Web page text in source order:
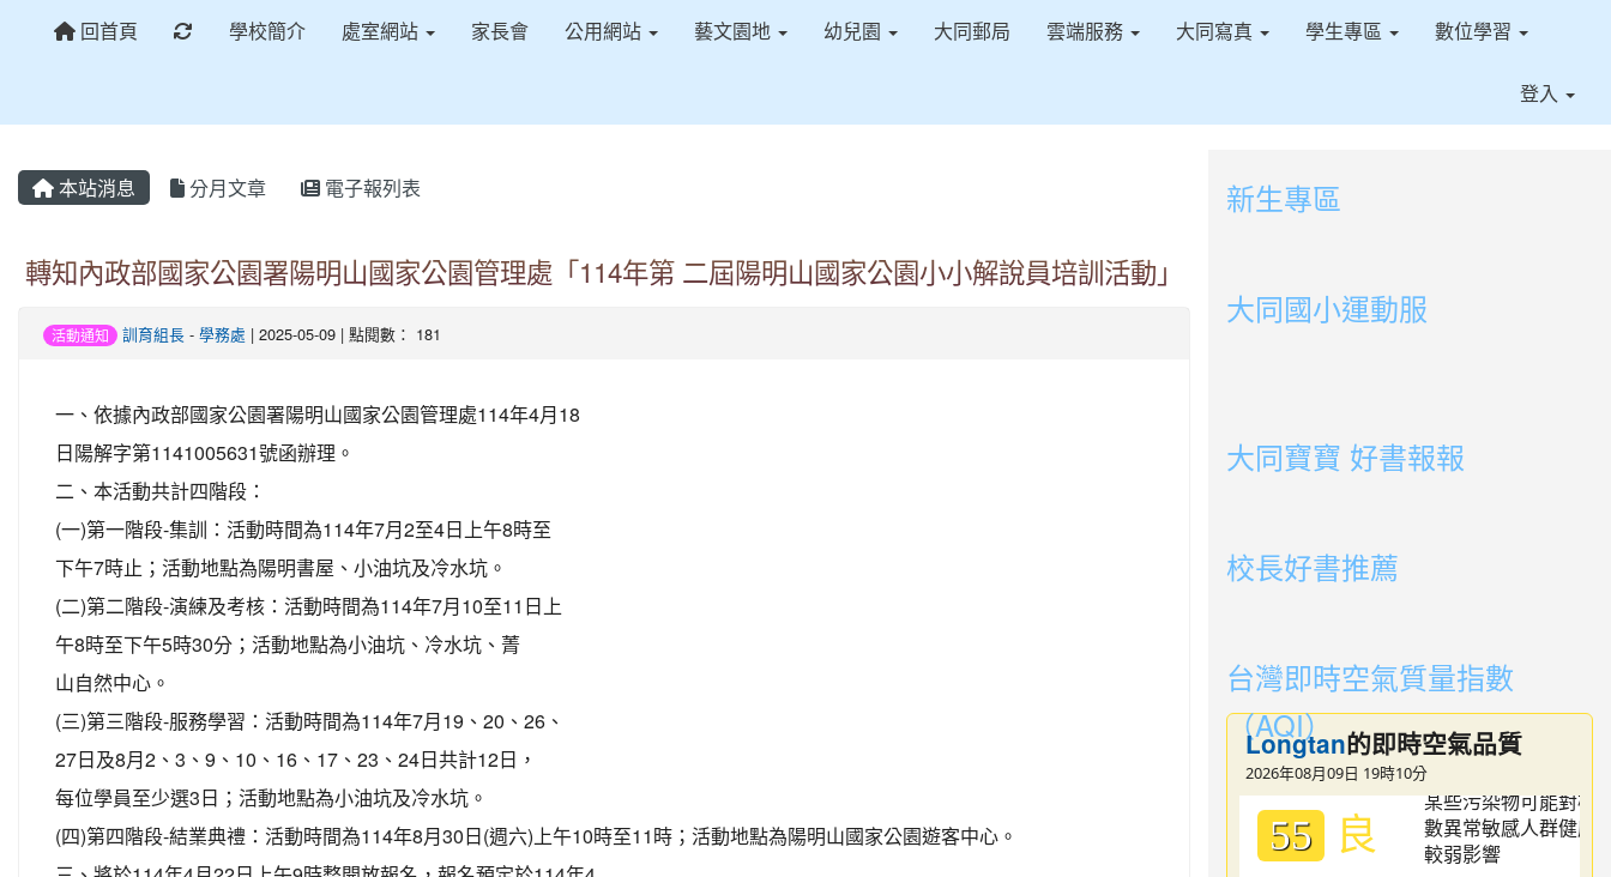
回首頁 重新取得佈景設定
學校簡介 處室網站 家長會 公用網站 藝文園地 幼兒園 大同郵局 雲端服務 大同寫真 學生專區 數位學習
登入
本站消息 分月文章 電子報列表
轉知內政部國家公園署陽明山國家公園管理處「114年第 二屆陽明山國家公園小小解說員培訓活動」
活動通知 訓育組長 - 學務處 | 2025-05-09 | 點閱數： 181
一、依據內政部國家公園署陽明山國家公園管理處114年4月18
日陽解字第1141005631號函辦理。
二、本活動共計四階段：
(一)第一階段-集訓：活動時間為114年7月2至4日上午8時至
下午7時止；活動地點為陽明書屋、小油坑及冷水坑。
(二)第二階段-演練及考核：活動時間為114年7月10至11日上
午8時至下午5時30分；活動地點為小油坑、冷水坑、菁
山自然中心。
(三)第三階段-服務學習：活動時間為114年7月19、20、26、
27日及8月2、3、9、10、16、17、23、24日共計12日，
每位學員至少選3日；活動地點為小油坑及冷水坑。
(四)第四階段-結業典禮：活動時間為114年8月30日(週六)上午10時至11時；活動地點為陽明山國家公園遊客中心。
新生專區
大同國小運動服
大同寶寶 好書報報
校長好書推薦
台灣即時空氣質量指數
（AQI）
Longtan的即時空氣品質
2026年08月09日 19時10分
55 良